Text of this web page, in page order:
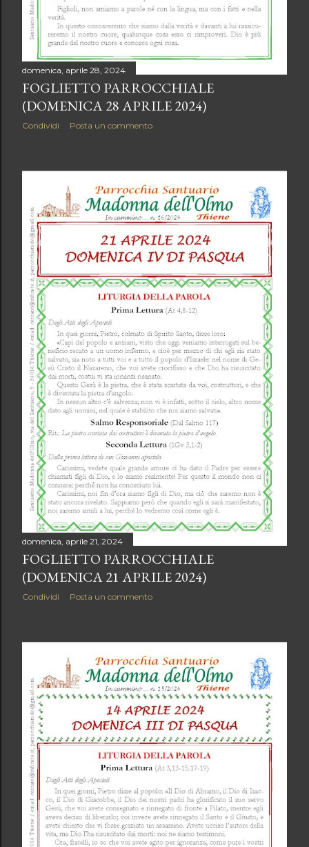
domenica, aprile 28, 2024
FOGLIETTO PARROCCHIALE
(DOMENICA 28 APRILE 2024)
Condividi Posta un commento
domenica, aprile 21, 2024
FOGLIETTO PARROCCHIALE
(DOMENICA 21 APRILE 2024)
Condividi Posta un commento